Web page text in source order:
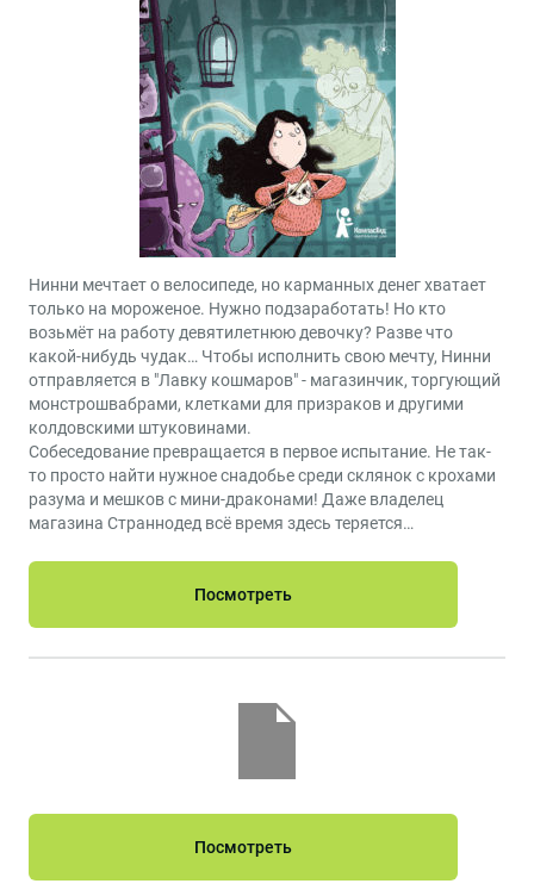
Нинни мечтает о велосипеде, но карманных денег хватает
только на мороженое. Нужно подзаработать! Но кто
возьмёт на работу девятилетнюю девочку? Разве что
какой-нибудь чудак… Чтобы исполнить свою мечту, Нинни
отправляется в "Лавку кошмаров" - магазинчик, торгующий
монстрошвабрами, клетками для призраков и другими
колдовскими штуковинами.
Собеседование превращается в первое испытание. Не так-
то просто найти нужное снадобье среди склянок с крохами
разума и мешков с мини-драконами! Даже владелец
магазина Страннодед всё время здесь теряется…
Посмотреть
Посмотреть